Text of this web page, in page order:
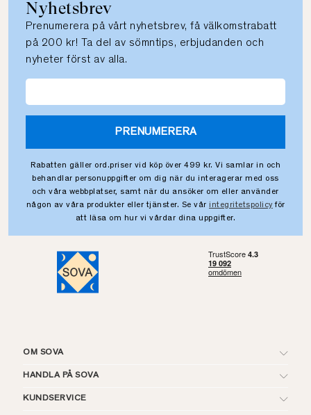
Nyhetsbrev
Prenumerera på vårt nyhetsbrev, få välkomstrabatt
på 200 kr! Ta del av sömntips, erbjudanden och
nyheter först av alla.
PRENUMERERA
Rabatten gäller ord.priser vid köp över 499 kr. Vi samlar in och
behandlar personuppgifter om dig när du interagerar med oss
och våra webbplatser, samt när du ansöker om eller använder
någon av våra produkter eller tjänster. Se vår integritetspolicy för
att läsa om hur vi vårdar dina uppgifter.
OM SOVA
HANDLA PÅ SOVA
KUNDSERVICE